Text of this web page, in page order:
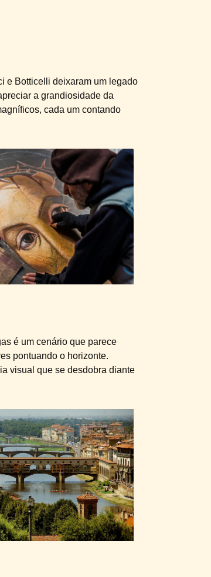
e Botticelli deixaram um legado
a grandiosidade da
cada um contando
é um cenário que parece
pontuando o horizonte.
visual que se desdobra diante